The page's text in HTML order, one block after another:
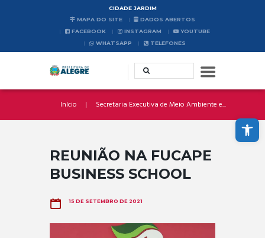
Abrir a barra de ferramentas
CIDADE JARDIM
MAPA DO SITE
DADOS ABERTOS
FACEBOOK
INSTAGRAM
YOUTUBE
WHATSAPP
TELEFONES
Início Secretaria Executiva de Meio Ambiente e...
REUNIÃO NA FUCAPE
BUSINESS SCHOOL
15 DE SETEMBRO DE 2021